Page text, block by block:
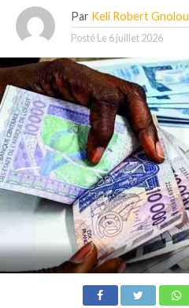
Par Keli Robert Gnolou
Posté Le 6 juillet 2026